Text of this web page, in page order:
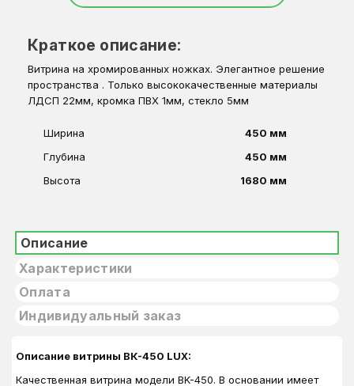
Краткое описание:
Витрина на хромированных ножках. Элегантное решение
пространства . Только высококачественные материалы
ЛДСП 22мм, кромка ПВХ 1мм, стекло 5мм
Ширина
450 мм
Глубина
450 мм
Высота
1680 мм
Описание
Характеристики
Оплата
Индивидуальный заказ
Описание витрины ВК-450 LUX:
Качественная витрина модели ВK-450. В основании имеет